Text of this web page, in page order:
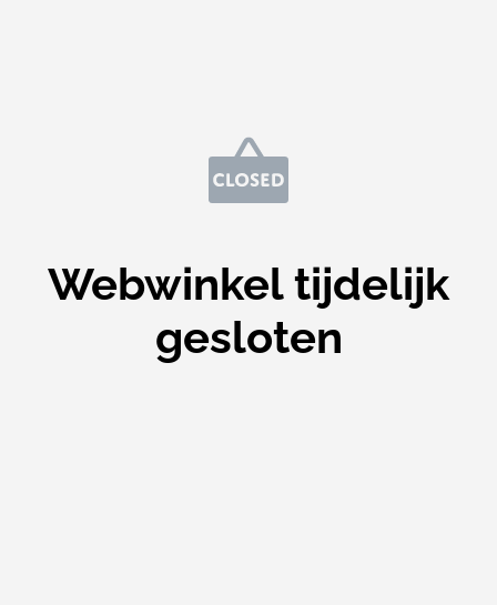
Webwinkel tijdelijk
gesloten